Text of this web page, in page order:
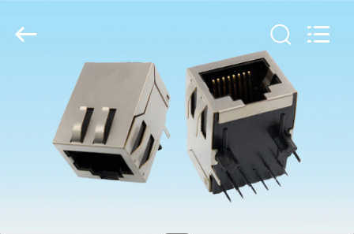
PRODUKTE
Rights
Reserved.